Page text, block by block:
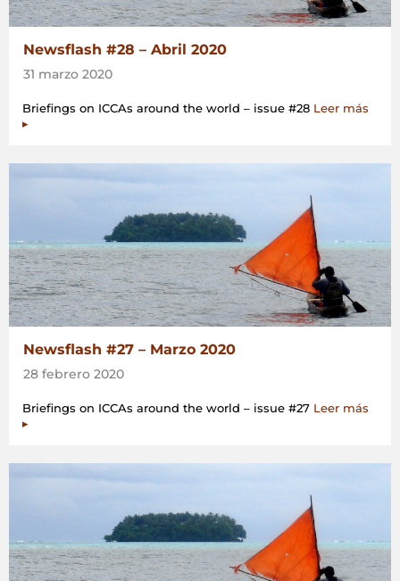
Newsflash #28 – Abril 2020
31 marzo 2020
Briefings on ICCAs around the world – issue #28 Leer más
▸
Newsflash #27 – Marzo 2020
28 febrero 2020
Briefings on ICCAs around the world – issue #27 Leer más
▸